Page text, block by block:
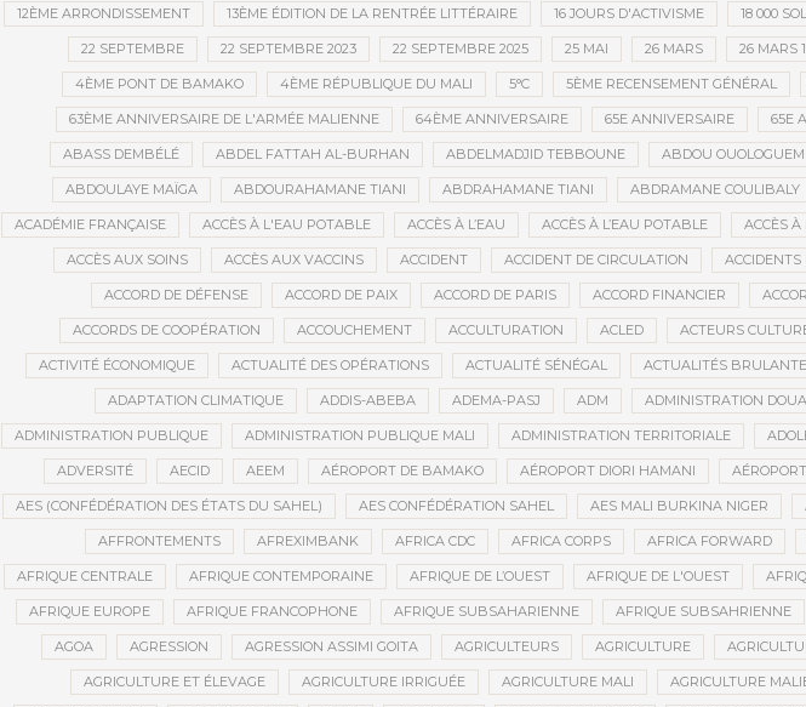
12ÈME ARRONDISSEMENT 13ÈME ÉDITION DE LA RENTRÉE LITTÉRAIRE 16 JOURS D'ACTIVISME 18 000
22 SEPTEMBRE 22 SEPTEMBRE 2023 22 SEPTEMBRE 2025 25 MAI 26 MARS 26 MARS
4ÈME PONT DE BAMAKO 4ÈME RÉPUBLIQUE DU MALI 5°C 5ÈME RECENSEMENT GÉNÉRAL
63ÈME ANNIVERSAIRE DE L'ARMÉE MALIENNE 64ÈME ANNIVERSAIRE 65E ANNIVERSAIRE 65E
ABASS DEMBÉLÉ ABDEL FATTAH AL-BURHAN ABDELMADJID TEBBOUNE ABDOU OUOLOGUEM
ABDOULAYE MAÏGA ABDOURAHAMANE TIANI ABDRAHAMANE TIANI ABDRAMANE COULIBALY
ACADÉMIE FRANÇAISE ACCÈS À L'EAU POTABLE ACCÈS À L’EAU ACCÈS À L’EAU POTABLE ACCÈS À
ACCÈS AUX SOINS ACCÈS AUX VACCINS ACCIDENT ACCIDENT DE CIRCULATION ACCIDENTS
ACCORD DE DÉFENSE ACCORD DE PAIX ACCORD DE PARIS ACCORD FINANCIER
ACCORDS DE COOPÉRATION ACCOUCHEMENT ACCULTURATION ACLED ACTEURS
ACTIVITÉ ÉCONOMIQUE ACTUALITÉ DES OPÉRATIONS ACTUALITÉ SÉNÉGAL ACTUALITÉS
ADAPTATION CLIMATIQUE ADDIS-ABEBA ADEMA-PASJ ADM ADMINISTRATION
ADMINISTRATION PUBLIQUE ADMINISTRATION PUBLIQUE MALI ADMINISTRATION TERRITORIALE
ADVERSITÉ AECID AEEM AÉROPORT DE BAMAKO AÉROPORT DIORI HAMANI
AES (CONFÉDÉRATION DES ÉTATS DU SAHEL) AES CONFÉDÉRATION SAHEL AES MALI BURKINA NIGER
AFFRONTEMENTS AFREXIMBANK AFRICA CDC AFRICA CORPS AFRICA FORWARD
AFRIQUE CENTRALE AFRIQUE CONTEMPORAINE AFRIQUE DE L’OUEST AFRIQUE DE L'OUEST
AFRIQUE EUROPE AFRIQUE FRANCOPHONE AFRIQUE SUBSAHARIENNE AFRIQUE SUBSAHRIENNE
AGOA AGRESSION AGRESSION ASSIMI GOITA AGRICULTEURS AGRICULTURE
AGRICULTURE ET ÉLEVAGE AGRICULTURE IRRIGUÉE AGRICULTURE MALI AGRICULTURE